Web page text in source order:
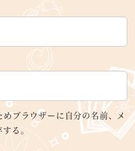
ブラウザーに自分の名前、メ
る。